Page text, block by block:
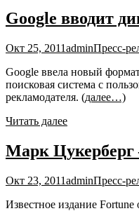
Google вводит
Окт 25, 2011adminПресс-
Google ввела новый
поисковая система с
рекламодателя. (далее…)
Читать далее
Марк Цукерберг
Окт 23, 2011adminПресс-
Известное издание